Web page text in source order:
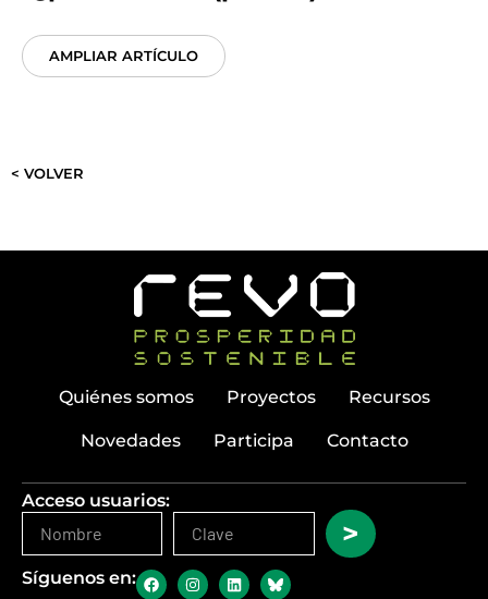
AMPLIAR ARTÍCULO
< VOLVER
Quiénes somos Proyectos Recursos
Novedades Participa Contacto
Acceso usuarios:
>
Síguenos en: